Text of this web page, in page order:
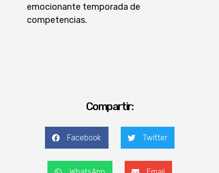
emocionante temporada de
competencias.
Compartir:
Facebook Twitter